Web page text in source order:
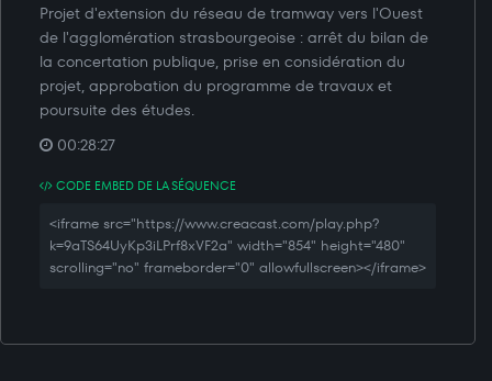
Projet d'extension du réseau de tramway vers l'Ouest
de l'agglomération strasbourgeoise : arrêt du bilan de
la concertation publique, prise en considération du
projet, approbation du programme de travaux et
poursuite des études.
00:28:27
CODE EMBED DE LA SÉQUENCE
<iframe src="https://www.creacast.com/play.php?
k=9aTS64UyKp3iLPrf8xVF2a" width="854" height="480"
scrolling="no" frameborder="0" allowfullscreen></iframe>